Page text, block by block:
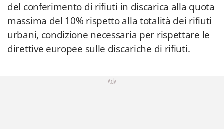
del conferimento di rifiuti in discarica alla quota
massima del 10% rispetto alla totalità dei rifiuti
urbani, condizione necessaria per rispettare le
direttive europee sulle discariche di rifiuti.
Adv